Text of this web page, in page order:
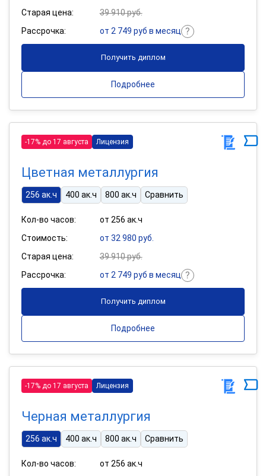
Старая цена:
39 910 руб.
Рассрочка:
от 2 749 руб в месяц
Получить диплом
Подробнее
-17% до 17 августа Лицензия
Цветная металлургия
256 ак.ч 400 ак.ч 800 ак.ч Сравнить
Кол-во часов:
от 256 ак.ч
Стоимость:
от 32 980 руб.
Старая цена:
39 910 руб.
Рассрочка:
от 2 749 руб в месяц
Получить диплом
Подробнее
-17% до 17 августа Лицензия
Черная металлургия
256 ак.ч 400 ак.ч 800 ак.ч Сравнить
Кол-во часов:
от 256 ак.ч